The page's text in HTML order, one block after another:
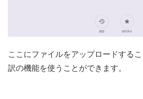
ここにファイルをアップロードする
訳の機能を使うことができます。